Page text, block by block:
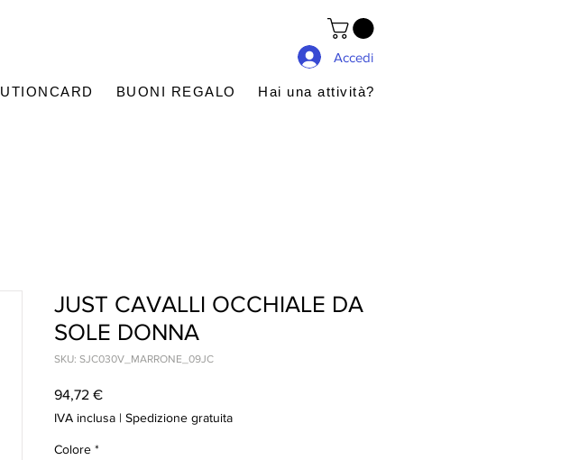
Accedi
BUONI REGALO Hai una attività?
JUST CAVALLI OCCHIALE DA
SOLE DONNA
SKU: SJC030V_MARRONE_09JC
94,72 €Prezzo
IVA inclusa | Spedizione gratuita
Colore *